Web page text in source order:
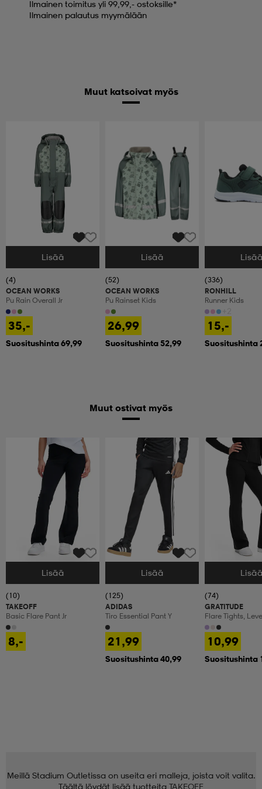
Ilmainen toimitus yli 99,99,- ostoksille*
Ilmainen palautus myymälään
Muut katsoivat myös
Valitse Koko
Lisää
(4)
OCEAN WORKS
Pu Rain Overall Jr
35,-
Suositushinta 69,99
Valitse Koko
Lisää
(52)
OCEAN WORKS
Pu Rainset Kids
26,99
Suositushinta 52,99
Valitse Koko
(336)
RONHILL
Runner Kids
15,-
Suositushinta
Muut ostivat myös
Valitse Koko
Lisää
(10)
TAKEOFF
Basic Flare Pant Jr
8,-
Valitse Koko
Lisää
(125)
ADIDAS
Tiro Essential Pant Y
21,99
Suositushinta 40,99
Valitse Koko
(74)
GRATITUDE
Flare Tights,
Treenitrikoot,
10,99
Suositushinta
Meillä Stadium Outletissa on useita eri malleja, joista voit valita.
Täältä löydät lisää tuotteita TAKEOFF